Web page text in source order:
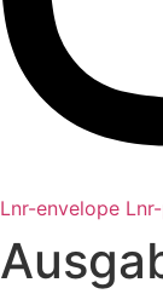
Lnr-envelope